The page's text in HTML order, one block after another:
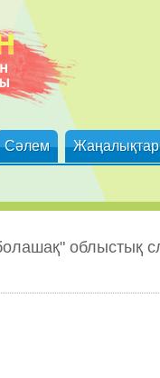
Сәлем Жаңалықтар
облыстық